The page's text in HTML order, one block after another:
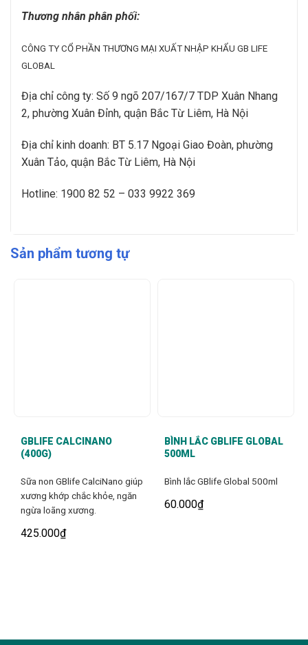
Thương nhân phân phối:
CÔNG TY CỔ PHẦN THƯƠNG MẠI XUẤT NHẬP KHẨU GB LIFE
GLOBAL
Địa chỉ công ty: Số 9 ngõ 207/167/7 TDP Xuân Nhang
2, phường Xuân Đỉnh, quận Bắc Từ Liêm, Hà Nội
Địa chỉ kinh doanh: BT 5.17 Ngoại Giao Đoàn, phường
Xuân Tảo, quận Bắc Từ Liêm, Hà Nội
Hotline: 1900 82 52 – 033 9922 369
Sản phẩm tương tự
GBLIFE CALCINANO
(400G)
Sữa non GBlife CalciNano giúp
xương khớp chắc khỏe, ngăn
ngừa loãng xương.
425.000₫
BÌNH LẮC GBLIFE GLOBAL
500ML
Bình lắc GBlife Global 500ml
60.000₫